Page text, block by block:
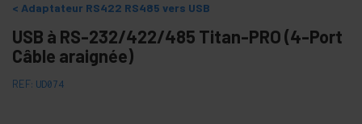
Adaptateur RS422 RS485 vers USB
USB à RS-232/422/485 Titan-PRO (4-Port
Câble araignée)
REF: UD074